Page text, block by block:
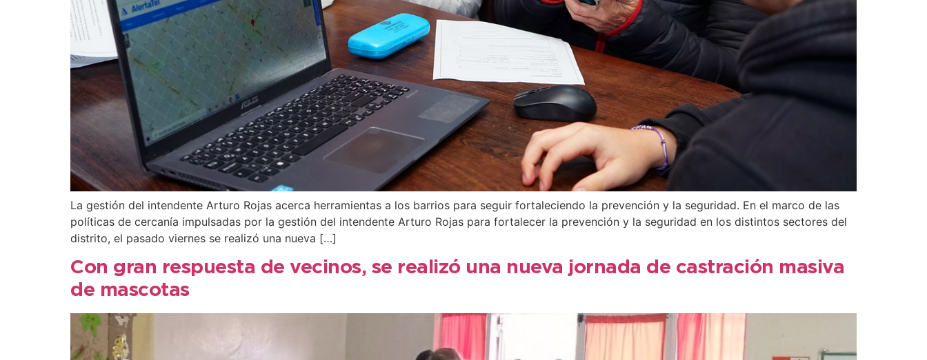
La gestión del intendente Arturo Rojas acerca herramientas a los barrios para seguir fortaleciendo la prevención y la seguridad. En el marco de las
políticas de cercanía impulsadas por la gestión del intendente Arturo Rojas para fortalecer la prevención y la seguridad en los distintos sectores del
distrito, el pasado viernes se realizó una nueva […]
Con gran respuesta de vecinos, se realizó una nueva jornada de castración masiva
de mascotas